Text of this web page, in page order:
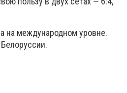
на международном уровне.